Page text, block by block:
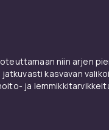
jota voidaan
niin arjen
kasvavan
ja